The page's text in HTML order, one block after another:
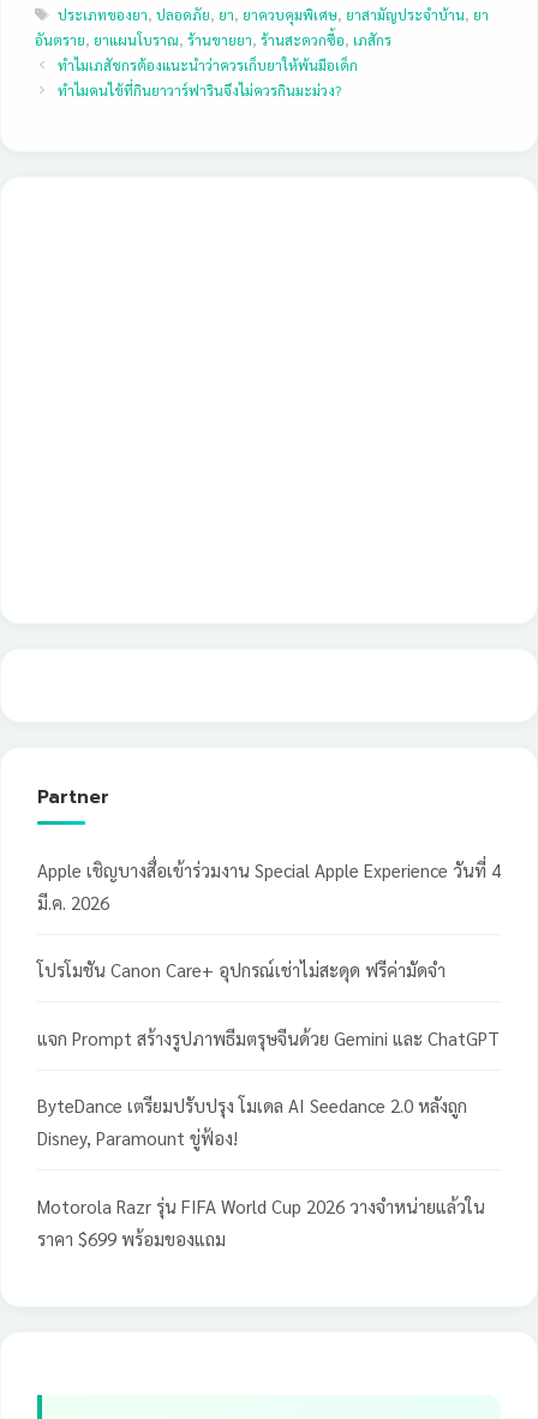
Tags
ประเภทของยา,ปลอดภัย, ยา, ยาควบคุมพิเศษ, ยาสามัญประจำบ้าน, ยา
อันตราย, ยาแผนโบราณ, ร้านขายยา, ร้านสะดวกซื้อ, เภสักร
ทำไมเภสัชกรต้องแนะนำว่าควรเก็บยาให้พ้นมือเด็ก
ทำไมคนไข้ที่กินยาวาร์ฟารินจึงไม่ควรกินมะม่วง?
Partner
Apple เชิญบางสื่อเข้าร่วมงาน Special Apple Experience วันที่ 4
มี.ค. 2026
โปรโมชัน Canon Care+ อุปกรณ์เช่าไม่สะดุด ฟรีค่ามัดจำ
แจก Prompt สร้างรูปภาพธีมตรุษจีนด้วย Gemini และ ChatGPT
ByteDance เตรียมปรับปรุง โมเดล AI Seedance 2.0 หลังถูก
Disney, Paramount ขู่ฟ้อง!
Motorola Razr รุ่น FIFA World Cup 2026 วางจำหน่ายแล้วใน
ราคา $699 พร้อมของแถม